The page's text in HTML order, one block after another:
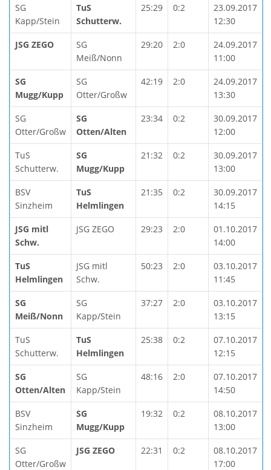
SG
Kapp/Stein
TuS
Schutterw.
25:29 0:2
23.09.2017
12:30
JSG ZEGO
SG
Meiß/Nonn
29:20 2:0
24.09.2017
11:00
SG
Mugg/Kupp
SG
Otter/Großw
42:19 2:0
24.09.2017
13:30
SG
Otter/Großw
SG
Otten/Alten
23:34 0:2
30.09.2017
12:00
TuS
Schutterw.
SG
Mugg/Kupp
21:32 0:2
30.09.2017
13:00
BSV
Sinzheim
TuS
Helmlingen
21:35 0:2
30.09.2017
14:15
JSG mitl
Schw.
JSG ZEGO 29:23 2:0
01.10.2017
14:00
TuS
Helmlingen
JSG mitl
Schw.
50:23 2:0
03.10.2017
11:45
SG
Meiß/Nonn
SG
Kapp/Stein
37:27 2:0
03.10.2017
13:15
TuS
Schutterw.
TuS
Helmlingen
25:38 0:2
07.10.2017
12:15
SG
Otten/Alten
SG
Kapp/Stein
48:16 2:0
07.10.2017
14:50
BSV
Sinzheim
SG
Mugg/Kupp
19:32 0:2
08.10.2017
13:00
SG
Otter/Großw
JSG ZEGO 22:31 0:2
08.10.2017
17:00